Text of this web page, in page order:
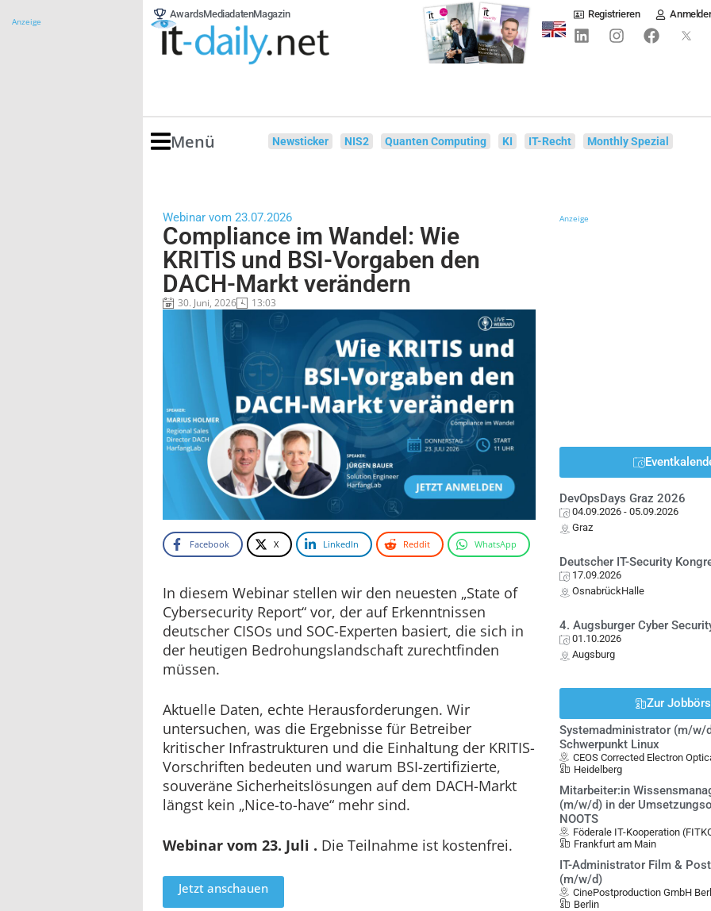
Anzeige
AwardsMediadatenMagazin Registrieren
Menü Newsticker NIS2 Quanten Computing KI IT-Recht Monthly Spezial
Webinar vom 23.07.2026
Compliance im Wandel: Wie
KRITIS und BSI-Vorgaben den
DACH-Markt verändern
30. Juni, 2026 13:03
Facebook X LinkedIn Reddit WhatsApp
In diesem Webinar stellen wir den neuesten „State of
Cybersecurity Report“ vor, der auf Erkenntnissen
deutscher CISOs und SOC-Experten basiert, die sich in
der heutigen Bedrohungslandschaft zurechtfinden
müssen.
Aktuelle Daten, echte Herausforderungen. Wir
untersuchen, was die Ergebnisse für Betreiber
kritischer Infrastrukturen und die Einhaltung der KRITIS-
Vorschriften bedeuten und warum BSI-zertifizierte,
souveräne Sicherheitslösungen auf dem DACH-Markt
längst kein „Nice-to-have“ mehr sind.
Webinar vom 23. Juli . Die Teilnahme ist kostenfrei.
Jetzt anschauen
Anzeige
DevOpsDays Graz 2026
04.09.2026 - 05.09.2026
Graz
Deutscher IT-Security
17.09.2026
OsnabrückHalle
4. Augsburger Cyber
01.10.2026
Augsburg
Zur
Systemadministrator (m/w/
Schwerpunkt Linux
CEOS Corrected Electron
Heidelberg
Mitarbeiter:in
(m/w/d) in der
NOOTS
Föderale IT-Kooperation
Frankfurt am Main
IT-Administrator Film &
(m/w/d)
CinePostproduction GmbH
Berlin